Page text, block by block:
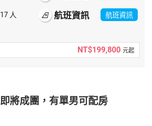
17 人 airlines 航班資訊 航班資訊
NT$199,800 元起
即將成團，有單男可配房